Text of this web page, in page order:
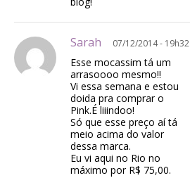
Sarah 07/12/2014 - 19h32
Esse mocassim tá um
arrasoooo mesmo!!
Vi essa semana e estou
doida pra comprar o
Pink.É liiindoo!
Só que esse preço aí tá
meio acima do valor
dessa marca.
Eu vi aqui no Rio no
máximo por R$ 75,00.